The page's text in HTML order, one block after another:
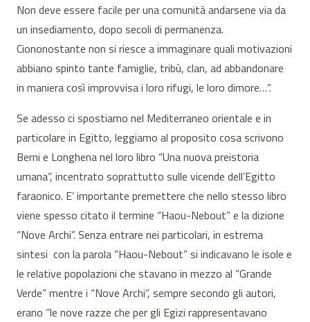
Non deve essere facile per una comunità andarsene via da
un insediamento, dopo secoli di permanenza.
Ciononostante non si riesce a immaginare quali motivazioni
abbiano spinto tante famiglie, tribù, clan, ad abbandonare
in maniera così improvvisa i loro rifugi, le loro dimore…”.
Se adesso ci spostiamo nel Mediterraneo orientale e in
particolare in Egitto, leggiamo al proposito cosa scrivono
Berni e Longhena nel loro libro “Una nuova preistoria
umana”, incentrato soprattutto sulle vicende dell’Egitto
faraonico. E’ importante premettere che nello stesso libro
viene spesso citato il termine “Haou-Nebout” e la dizione
“Nove Archi”. Senza entrare nei particolari, in estrema
sintesi con la parola “Haou-Nebout” si indicavano le isole e
le relative popolazioni che stavano in mezzo al “Grande
Verde” mentre i “Nove Archi”, sempre secondo gli autori,
erano “le nove razze che per gli Egizi rappresentavano